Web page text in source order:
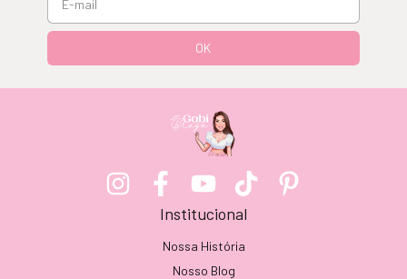
Institucional
Nossa História
Nosso Blog